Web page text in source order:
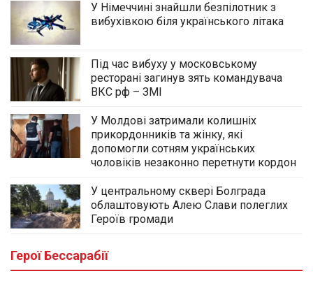
У Німеччині знайшли безпілотник з
вибухівкою біля українського літака
Під час вибуху у московському
ресторані загинув зять командувача
ВКС рф – ЗМІ
У Молдові затримали колишніх
прикордонників та жінку, які
допомогли сотням українських
чоловіків незаконно перетнути кордон
У центральному сквері Болграда
облаштовують Алею Слави полеглих
Героїв громади
Герої Бессарабії